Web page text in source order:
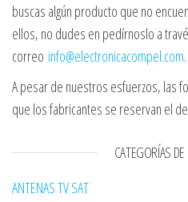
buscas algún producto que no
ellos, no dudes en pedírnoslo a
correo info@electronicacompel.com.
A pesar de nuestros esfuerzos, las
que los fabricantes se reservan el
CATEGORÍAS
ANTENAS TV SAT